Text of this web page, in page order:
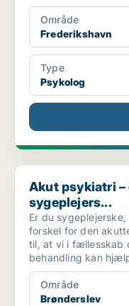
Område
Frederikshavn
Type
Psykolog
Akut psykiatri – er du
Akut psykiatri –
sygeplejers...
Er du
forskel for den
til, at vi i fællesskab
behandling kan
Område
Brønderslev